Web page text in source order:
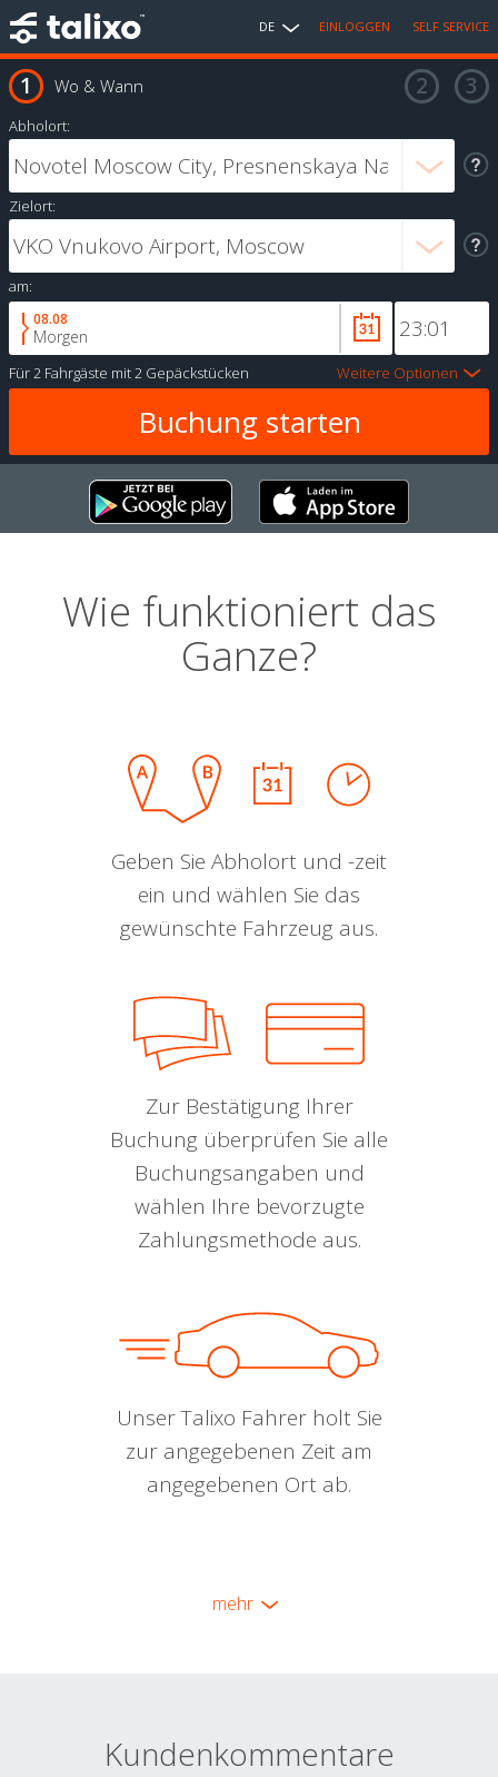
DE EINLOGGEN SELF SERVICE
Wo & Wann
Abholort:
Zielort:
am:
08.08
Morgen
Für2 Fahrgäste mit2 Gepäckstücken Weitere Optionen
Wie funktioniert das
Ganze?
Geben Sie Abholort und -zeit
ein und wählen Sie das
gewünschte Fahrzeug aus.
Zur Bestätigung Ihrer
Buchung überprüfen Sie alle
Buchungsangaben und
wählen Ihre bevorzugte
Zahlungsmethode aus.
Unser Talixo Fahrer holt Sie
zur angegebenen Zeit am
angegebenen Ort ab.
mehr
Kundenkommentare